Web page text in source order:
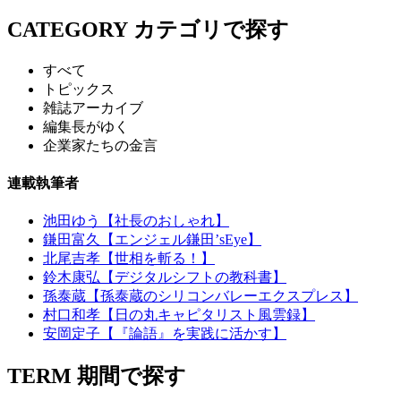
CATEGORY カテゴリで探す
すべて
トピックス
雑誌アーカイブ
編集長がゆく
企業家たちの金言
連載執筆者
池田ゆう【社長のおしゃれ】
鎌田富久【エンジェル鎌田’sEye】
北尾吉孝【世相を斬る！】
鈴木康弘【デジタルシフトの教科書】
孫泰蔵【孫泰蔵のシリコンバレーエクスプレス】
村口和孝【日の丸キャピタリスト風雲録】
安岡定子【『論語』を実践に活かす】
TERM 期間で探す